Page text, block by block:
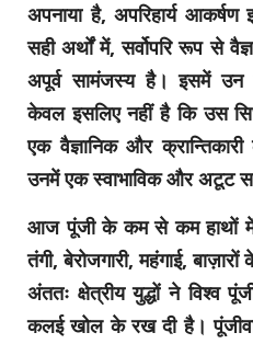
अपनाया है, अपरिहार्य
सही अर्थों में, सर्वोपरि रूप से
अपूर्व सामंजस्य है। इसमें
केवल इसलिए नहीं है कि उस
एक वैज्ञानिक और
उनमें एक स्वाभाविक और अटूट
आज पूंजी के कम से कम हाथों में
तंगी, बेरोजगारी, महंगाई,
अंततः क्षेत्रीय युद्धों ने विश्व
कलई खोल के रख दी है।